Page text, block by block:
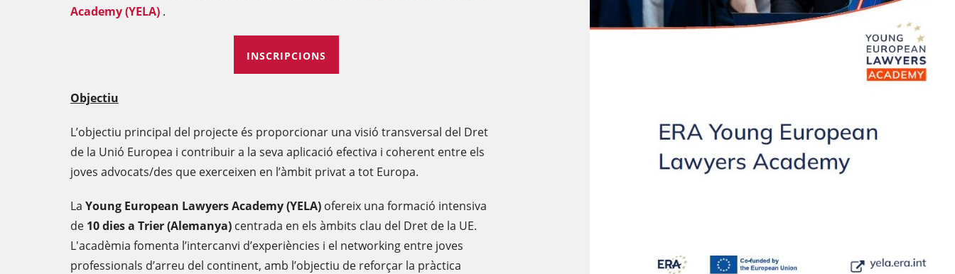
Academy (YELA) .
INSCRIPCIONS
Objectiu
L’objectiu principal del projecte és proporcionar una visió transversal del Dret
de la Unió Europea i contribuir a la seva aplicació efectiva i coherent entre els
joves advocats/des que exerceixen en l’àmbit privat a tot Europa.
La Young European Lawyers Academy (YELA) ofereix una formació intensiva
de 10 dies a Trier (Alemanya) centrada en els àmbits clau del Dret de la UE.
L'acadèmia fomenta l’intercanvi d’experiències i el networking entre joves
professionals d’arreu del continent, amb l’objectiu de reforçar la pràctica